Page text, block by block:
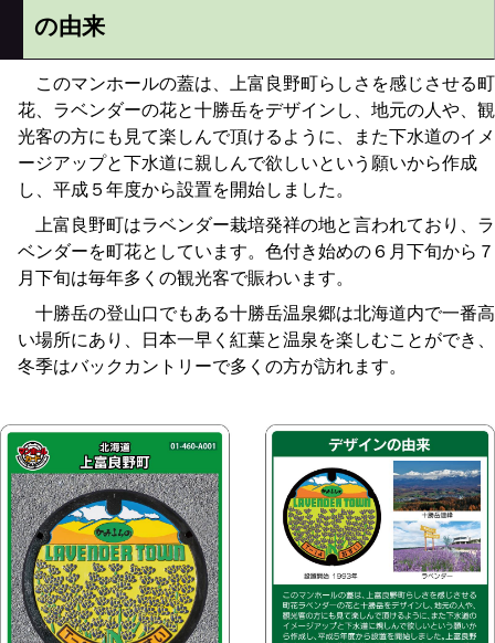
の由来
このマンホールの蓋は、上富良野町らしさを感じさせる町
花、ラベンダーの花と十勝岳をデザインし、地元の人や、観
光客の方にも見て楽しんで頂けるように、また下水道のイメ
ージアップと下水道に親しんで欲しいという願いから作成
し、平成５年度から設置を開始しました。
上富良野町はラベンダー栽培発祥の地と言われており、ラ
ベンダーを町花としています。色付き始めの６月下旬から７
月下旬は毎年多くの観光客で賑わいます。
十勝岳の登山口でもある十勝岳温泉郷は北海道内で一番高
い場所にあり、日本一早く紅葉と温泉を楽しむことができ、
冬季はバックカントリーで多くの方が訪れます。